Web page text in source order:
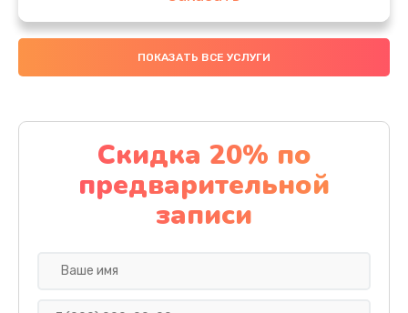
Замена бака воды
700 руб.
Чистка с разбором кофемашины
600 руб.
Заказать
ПОКАЗАТЬ ВСЕ УСЛУГИ
Скидка 20% по
предварительной
записи